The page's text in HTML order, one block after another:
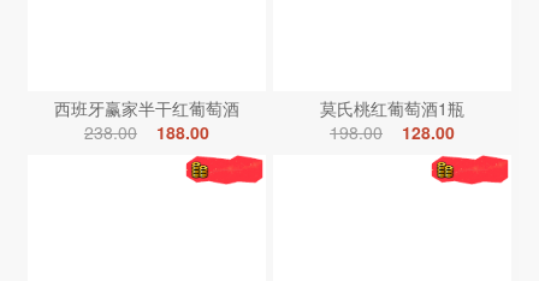
西班牙赢家半干红葡萄酒
238.00
188.00
莫氏桃红葡萄酒1瓶
198.00
128.00